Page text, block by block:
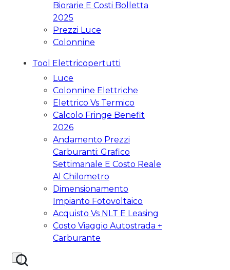
Biorarie E Costi Bolletta
2025
Prezzi Luce
Colonnine
Tool Elettricopertutti
Luce
Colonnine Elettriche
Elettrico Vs Termico
Calcolo Fringe Benefit
2026
Andamento Prezzi
Carburanti: Grafico
Settimanale E Costo Reale
Al Chilometro
Dimensionamento
Impianto Fotovoltaico
Acquisto Vs NLT E Leasing
Costo Viaggio Autostrada +
Carburante